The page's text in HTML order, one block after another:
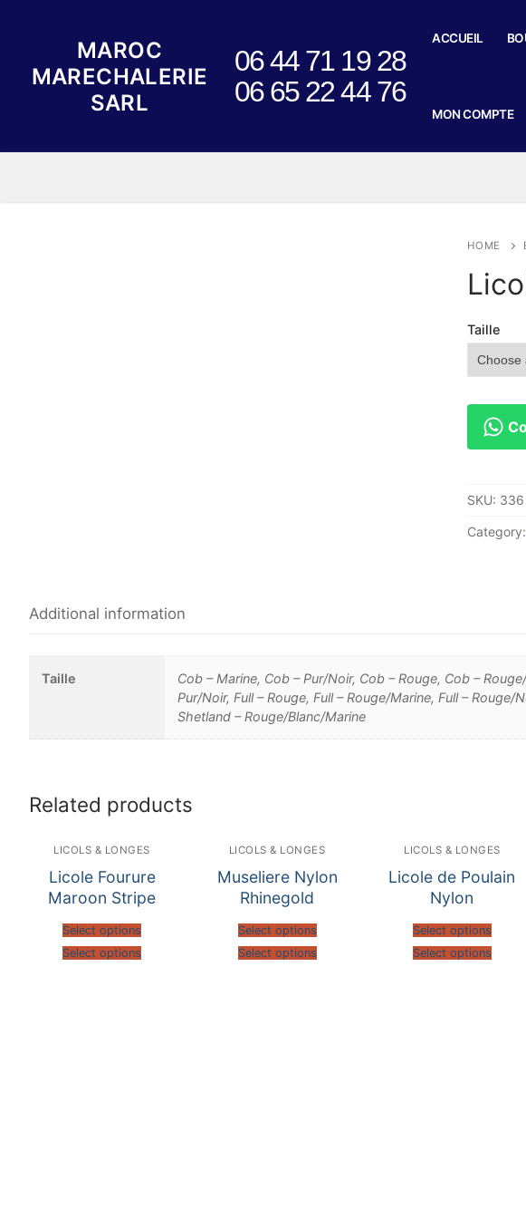
MAROC
MARECHALERIE
SARL
06 44 71 19 28
06 65 22 44 76
ACCUEIL
MON COMPTE
HOME
Taille
SKU: 336
Category:
Additional information
Taille
Cob – Marine, Cob – Pur/Noir, Cob – Rouge, Cob –
Pur/Noir, Full – Rouge, Full – Rouge/Marine, Full –
Shetland – Rouge/Blanc/Marine
Related products
LICOLS & LONGES
Licole Fourure
Maroon Stripe
Select options
Select options
LICOLS & LONGES
Museliere Nylon
Rhinegold
Select options
Select options
LICOLS & LONGES
Licole de Poulain
Nylon
Select options
Select options